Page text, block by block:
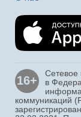
16+
Сетевое
в
коммуникаций